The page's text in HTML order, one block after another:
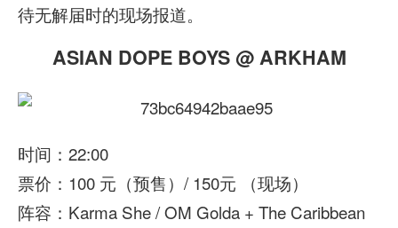
待无解届时的现场报道。
ASIAN DOPE BOYS @ ARKHAM
时间：22:00
票价：100 元（预售）/ 150元 （现场）
阵容：Karma She / OM Golda + The Caribbean